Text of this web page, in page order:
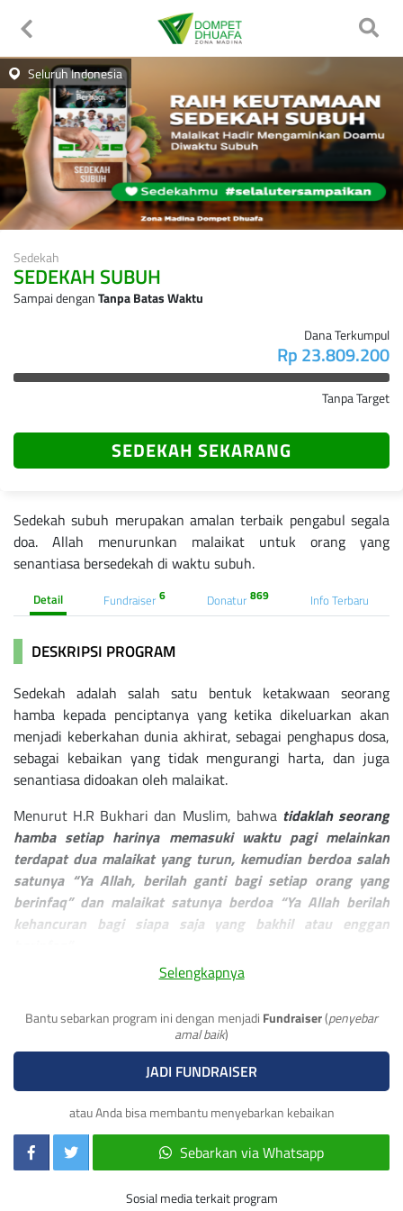
Seluruh Indonesia
Sedekah
SEDEKAH SUBUH
Sampai denganTanpa Batas Waktu
Dana Terkumpul
Rp 23.809.200
Tanpa Target
SEDEKAH SEKARANG
Sedekah subuh merupakan amalan terbaik pengabul segala
doa. Allah menurunkan malaikat untuk orang yang
senantiasa bersedekah di waktu subuh.
Detail Fundraiser 6 Donatur 869 Info Terbaru
DESKRIPSI PROGRAM
Sedekah adalah salah satu bentuk ketakwaan seorang
hamba kepada penciptanya yang ketika dikeluarkan akan
menjadi keberkahan dunia akhirat, sebagai penghapus dosa,
sebagai kebaikan yang tidak mengurangi harta, dan juga
senantiasa didoakan oleh malaikat.
Menurut H.R Bukhari dan Muslim, bahwa tidaklah seorang
hamba setiap harinya memasuki waktu pagi melainkan
terdapat dua malaikat yang turun, kemudian berdoa salah
satunya “Ya Allah, berilah ganti bagi setiap orang yang
berinfaq” dan malaikat satunya berdoa “Ya Allah berilah
kehancuran bagi siapa saja yang bakhil atau enggan
Ketika malaikat turut mendoakan, lalu apalagi yang
dunia dan akhirat, ingin mendapat keturunan yang sukses
dunia akhirat, ingin mendapat lahan di surga, dan memiliki
permohonan kepada Allah, makayuk lengkapi ikhtiyar kita
degan konsisten sedekah di waktu subuh.
Sedekah subuh titipan sahabat akan kami salurkan berupa
bantuan Pendidikan untuk anak yatim dan santri tahfiz atau
bantuan untuk guru mengaji sosok pejuang Al-Quran yang
turut mendoakan kita.
Selengkapnya
Bantu sebarkan program ini dengan menjadi Fundraiser(penyebar
amal baik)
JADI FUNDRAISER
atau Anda bisa membantu menyebarkan kebaikan
Sebarkan via Whatsapp
Sosial media terkait program